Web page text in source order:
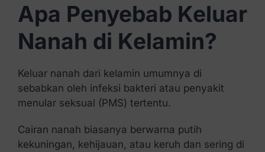
Apa Penyebab Keluar
Nanah di Kelamin?
Keluar nanah dari kelamin umumnya di
sebabkan oleh infeksi bakteri atau penyakit
menular seksual (PMS) tertentu.
Cairan nanah biasanya berwarna putih
kekuningan, kehijauan, atau keruh dan sering di